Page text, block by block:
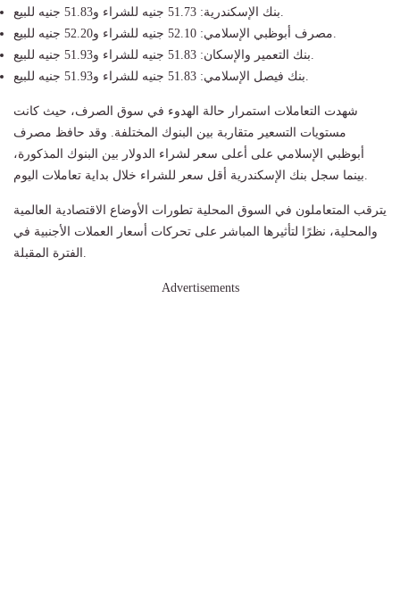
بنك الإسكندرية: 51.73 جنيه للشراء و51.83 جنيه للبيع.
مصرف أبوظبي الإسلامي: 52.10 جنيه للشراء و52.20 جنيه للبيع.
بنك التعمير والإسكان: 51.83 جنيه للشراء و51.93 جنيه للبيع.
بنك فيصل الإسلامي: 51.83 جنيه للشراء و51.93 جنيه للبيع.
شهدت التعاملات استمرار حالة الهدوء في سوق الصرف، حيث كانت
مستويات التسعير متقاربة بين البنوك المختلفة. وقد حافظ مصرف
أبوظبي الإسلامي على أعلى سعر لشراء الدولار بين البنوك المذكورة،
بينما سجل بنك الإسكندرية أقل سعر للشراء خلال بداية تعاملات اليوم.
يترقب المتعاملون في السوق المحلية تطورات الأوضاع الاقتصادية العالمية
والمحلية، نظرًا لتأثيرها المباشر على تحركات أسعار العملات الأجنبية في
الفترة المقبلة.
Advertisements